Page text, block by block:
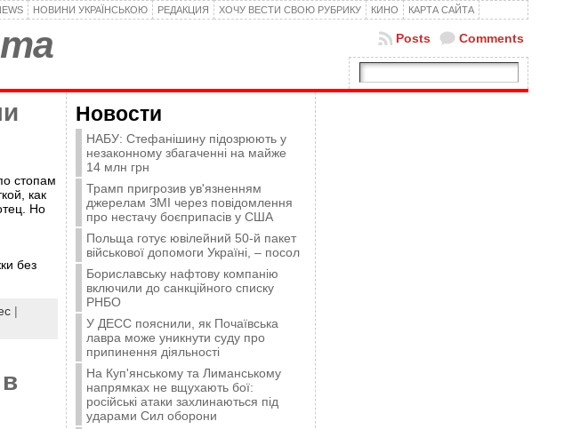
НОВИНИ УКРАЇНСЬКОЮ РЕДАКЦИЯ ХОЧУ ВЕСТИ СВОЮ РУБРИКУ КИНО КАРТА САЙТА
Comments
Posts
стопам
как
Но
без
|
Новости
НАБУ: Стефанішину підозрюють у
незаконному збагаченні на майже
14 млн грн
Трамп пригрозив ув'язненням
джерелам ЗМІ через повідомлення
про нестачу боєприпасів у США
Польща готує ювілейний 50-й пакет
військової допомоги Україні, – посол
Бориславську нафтову компанію
включили до санкційного списку
РНБО
У ДЕСС пояснили, як Почаївська
лавра може уникнути суду про
припинення діяльності
На Куп'янському та Лиманському
напрямках не вщухають бої:
російські атаки захлинаються під
ударами Сил оборони